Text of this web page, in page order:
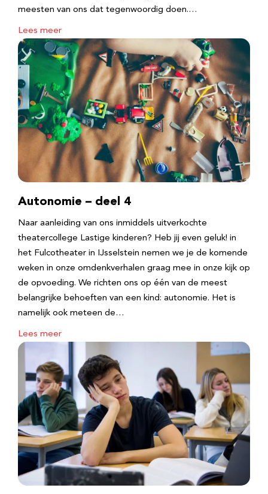
meesten van ons dat tegenwoordig doen.…
Lees meer
Autonomie – deel 4
Naar aanleiding van ons inmiddels uitverkochte
theatercollege Lastige kinderen? Heb jij even geluk! in
het Fulcotheater in IJsselstein nemen we je de komende
weken in onze omdenkverhalen graag mee in onze kijk op
de opvoeding. We richten ons op één van de meest
belangrijke behoeften van een kind: autonomie. Het is
namelijk ook meteen de…
Lees meer